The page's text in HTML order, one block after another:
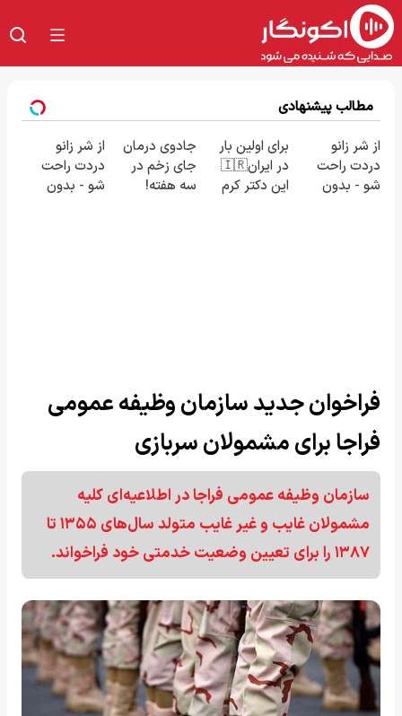
مطالب پیشنهادی
از شر زانو
دردت راحت
شو - بدون
برای اولین بار
در ایران🇮🇷
این دکتر کرم
جادوی درمان
جای زخم در
سه هفته!
از شر زانو
دردت راحت
شو - بدون
فراخوان جدید سازمان وظیفه عمومی
فراجا برای مشمولان سربازی
سازمان وظیفه عمومی فراجا در اطلاعیه‌ای کلیه
مشمولان غایب و غیر غایب متولد سال‌های ۱۳۵۵ تا
۱۳۸۷ را برای تعیین وضعیت خدمتی خود فراخواند.